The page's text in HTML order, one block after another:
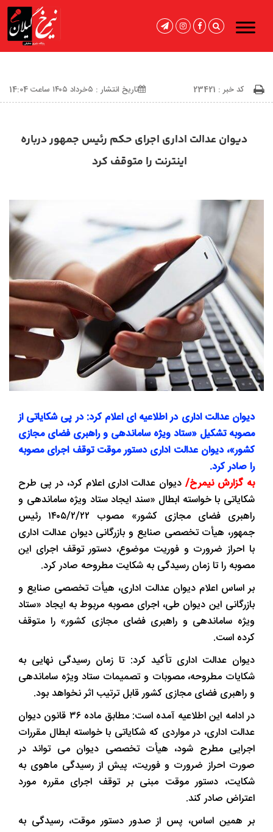
کد خبر : 23421 تاریخ انتشار : ۵خرداد ۱۴۰۵ ساعت 14:04
دیوان عدالت اداری اجرای حکم رئیس جمهور درباره
اینترنت را متوقف کرد
دیوان عدالت اداری در اطلاعیه ای اعلام کرد: در پی شکایاتی از
مصوبه تشکیل «ستاد ویژه ساماندهی و راهبری فضای مجازی
کشور»، دیوان عدالت اداری دستور موقت توقف اجرای مصوبه
را صادر کرد.
به گزارش نیمرخ/دیوان عدالت اداری اعلام کرد، در پی طرح
شکایاتی با خواسته ابطال «سند ایجاد ستاد ویژه ساماندهی و
راهبری فضای مجازی کشور» مصوب ۱۴۰۵/۲/۲۲ رئیس
جمهور، هیأت تخصصی صنایع و بازرگانی دیوان عدالت اداری
با احراز ضرورت و فوریت موضوع، دستور توقف اجرای این
مصوبه را تا زمان رسیدگی به شکایت مطروحه صادر کرد.
بر اساس اعلام دیوان عدالت اداری، هیأت تخصصی صنایع و
بازرگانی این دیوان طی، اجرای مصوبه مربوط به ایجاد «ستاد
ویژه ساماندهی و راهبری فضای مجازی کشور» را متوقف
کرده است.
دیوان عدالت اداری تأکید کرد: تا زمان رسیدگی نهایی به
شکایات مطروحه، مصوبات و تصمیمات ستاد ویژه ساماندهی
و راهبری فضای مجازی کشور قابل ترتیب اثر نخواهد بود.
در ادامه این اطلاعیه آمده است: مطابق ماده ۳۶ قانون دیوان
عدالت اداری، در مواردی که شکایاتی با خواسته ابطال مقررات
اجرایی مطرح شود، هیأت تخصصی دیوان می تواند در
صورت احراز ضرورت و فوریت، پیش از رسیدگی ماهوی به
شکایت، دستور موقت مبنی بر توقف اجرای مقرره مورد
اعتراض صادر کند.
بر همین اساس، پس از صدور دستور موقت، رسیدگی به